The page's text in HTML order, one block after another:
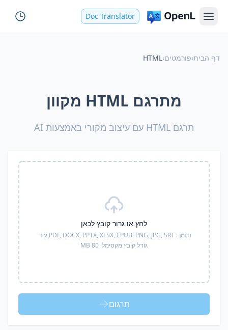
Doc Translator
דף הבית›פורמטים›
HTML
מתרגם HTML מקוון
תרגם HTML עם עיצוב מקורי באמצעות AI
לחץ או גרור קובץ לכאן
נתמך: PDF, DOCX, PPTX, XLSX, EPUB, PNG, JPG, SRT, עוד
גודל קובץ מקסימלי 80 MB
תרגום